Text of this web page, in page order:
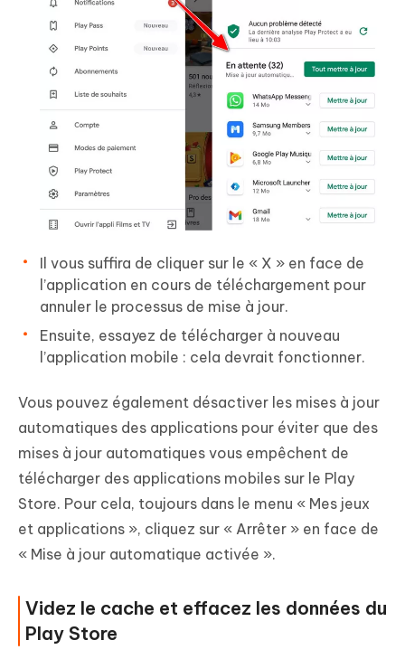
Il vous suffira de cliquer sur le « X » en face de
l’application en cours de téléchargement pour
annuler le processus de mise à jour.
Ensuite, essayez de télécharger à nouveau
l’application mobile : cela devrait fonctionner.
Vous pouvez également désactiver les mises à jour
automatiques des applications pour éviter que des
mises à jour automatiques vous empêchent de
télécharger des applications mobiles sur le Play
Store. Pour cela, toujours dans le menu « Mes jeux
et applications », cliquez sur « Arrêter » en face de
« Mise à jour automatique activée ».
Videz le cache et effacez les données du
Play Store